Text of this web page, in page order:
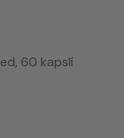
60 kapslí